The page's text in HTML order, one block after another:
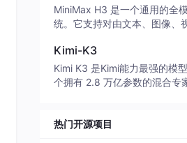
e to Claude Code. Connect
edit code, run commands,
MiniMax H3 是一个通用的全
统。它支持对由文本、图像、
并能生成分辨率高达 2K、时
秒的带原生立体声音频的视频
面向任务泛化的系统设计，H3
模态指令。
Kimi-K3
Kimi K3 是Kimi能力最强的模
个拥有 2.8 万亿参数的混合专
热门开源项目